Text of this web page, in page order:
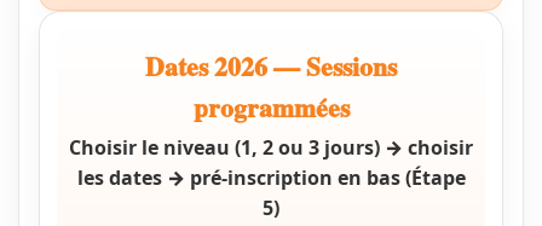
Dates 2026 — Sessions
programmées
Choisir le niveau (1, 2 ou 3 jours) → choisir
les dates → pré-inscription en bas (Étape
5)